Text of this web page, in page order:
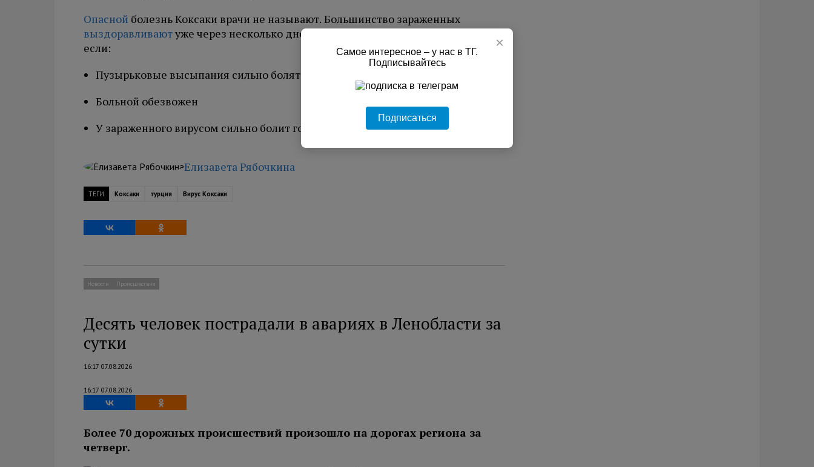
Опасной болезнь Коксаки врачи не называют. Большинство зараженных
выздоравливаютуже через несколько дней. Однако, нужнообращаться к врачу,
если:
Пузырьковые высыпания сильно болят
Больной обезвожен
У зараженного вирусом сильно болит голова из-за высокой температуры
Елизавета Рябочкина
ТЕГИ Коксаки турция Вирус Коксаки
Новости Происшествия
Десять человек пострадали в авариях в Ленобласти за
сутки
16:17 07.08.2026
16:17 07.08.2026
Более 70 дорожных происшествий произошло на дорогах региона за
четверг.
×
Самое интересное – у нас в ТГ.
Подписывайтесь
Подписаться